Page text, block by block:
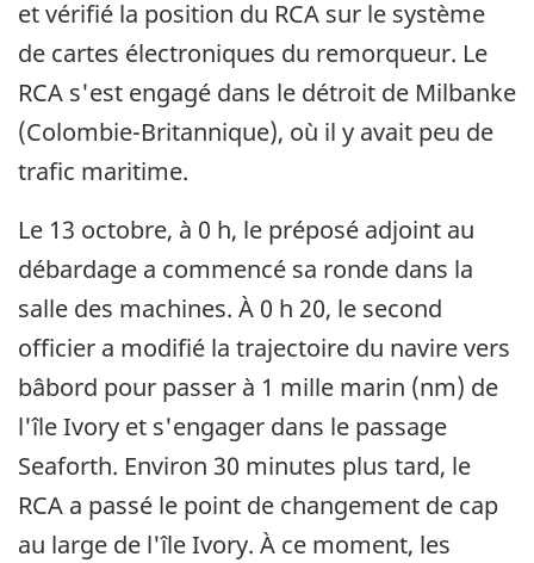
et vérifié la position du RCA sur le système
de cartes électroniques du remorqueur. Le
RCA s'est engagé dans le détroit de Milbanke
(Colombie-Britannique), où il y avait peu de
trafic maritime.
Le 13 octobre, à 0 h, le préposé adjoint au
débardage a commencé sa ronde dans la
salle des machines. À 0 h 20, le second
officier a modifié la trajectoire du navire vers
bâbord pour passer à 1 mille marin (nm) de
l'île Ivory et s'engager dans le passage
Seaforth. Environ 30 minutes plus tard, le
RCA a passé le point de changement de cap
au large de l'île Ivory. À ce moment, les